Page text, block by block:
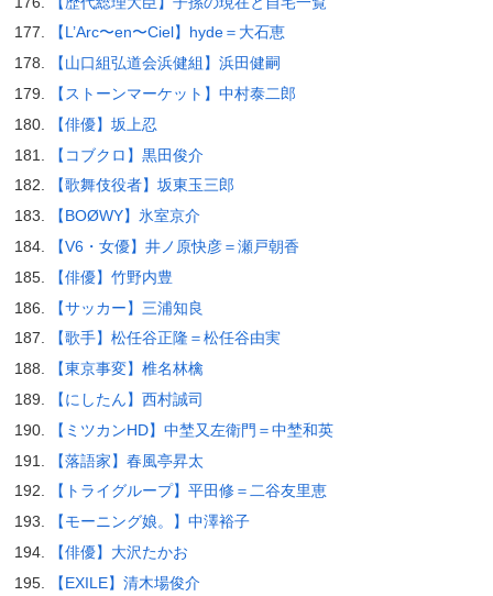
【L’Arc〜en〜Ciel】hyde＝大石恵
【山口組弘道会浜健組】浜田健嗣
【ストーンマーケット】中村泰二郎
【俳優】坂上忍
【コブクロ】黒田俊介
【歌舞伎役者】坂東玉三郎
【BOØWY】氷室京介
【V6・女優】井ノ原快彦＝瀬戸朝香
【俳優】竹野内豊
【サッカー】三浦知良
【歌手】松任谷正隆＝松任谷由実
【東京事変】椎名林檎
【にしたん】西村誠司
【ミツカンHD】中埜又左衛門＝中埜和英
【落語家】春風亭昇太
【トライグループ】平田修＝二谷友里恵
【モーニング娘。】中澤裕子
【俳優】大沢たかお
【EXILE】清木場俊介